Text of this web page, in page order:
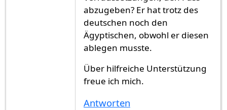
abzugeben? Er hat trotz des
deutschen noch den
Ägyptischen, obwohl er diesen
ablegen musste.
Über hilfreiche Unterstützung
freue ich mich.
Antworten